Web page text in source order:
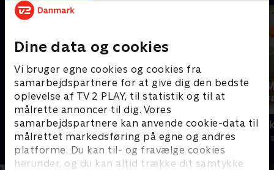
Dine data og cookies
Vi bruger egne cookies og cookies fra
samarbejdspartnere for at give dig den bedste
oplevelse af TV 2 PLAY, til statistik og til at
målrette annoncer til dig. Vores
samarbejdspartnere kan anvende cookie-data til
målrettet markedsføring på egne og andres
platforme. Du kan til- og fravælge cookies
herunder, og du kan altid trække dit samtykke
Se hva jeg kan
Børneserier • 2 sæsoner Børneserier • 1